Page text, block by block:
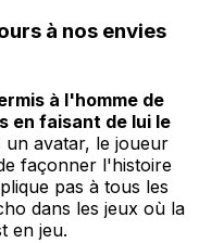
à nos envies
à l'homme de
en faisant de lui le
un avatar, le joueur
façonner l'histoire
pas à tous les
dans les jeux où la
en jeu.